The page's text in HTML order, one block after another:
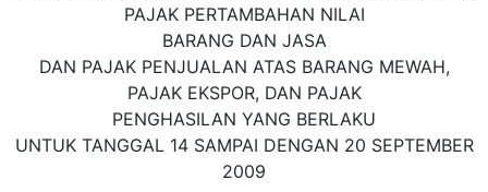
PAJAK PERTAMBAHAN NILAI
BARANG DAN JASA
DAN PAJAK PENJUALAN ATAS BARANG MEWAH,
PAJAK EKSPOR, DAN PAJAK
PENGHASILAN YANG BERLAKU
UNTUK TANGGAL 14 SAMPAI DENGAN 20 SEPTEMBER
2009